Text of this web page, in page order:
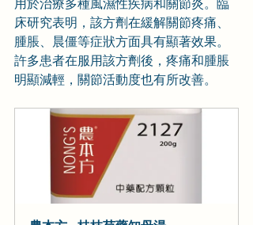
用於治療多種風濕性疾病和關節炎。臨
床研究表明，該方劑在緩解關節疼痛、
腫脹、晨僵等症狀方面具有顯著效果。
許多患者在服用該方劑後，疼痛和腫脹
明顯減輕，關節活動度也有所改善。